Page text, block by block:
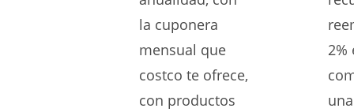
la cuponera
mensual que
costco te ofrece,
con productos
2%